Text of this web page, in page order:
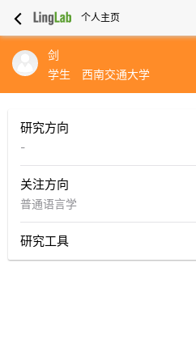
个人主页
剑
学生
西南交通大学
研究方向
-
关注方向
普通语言学
研究工具